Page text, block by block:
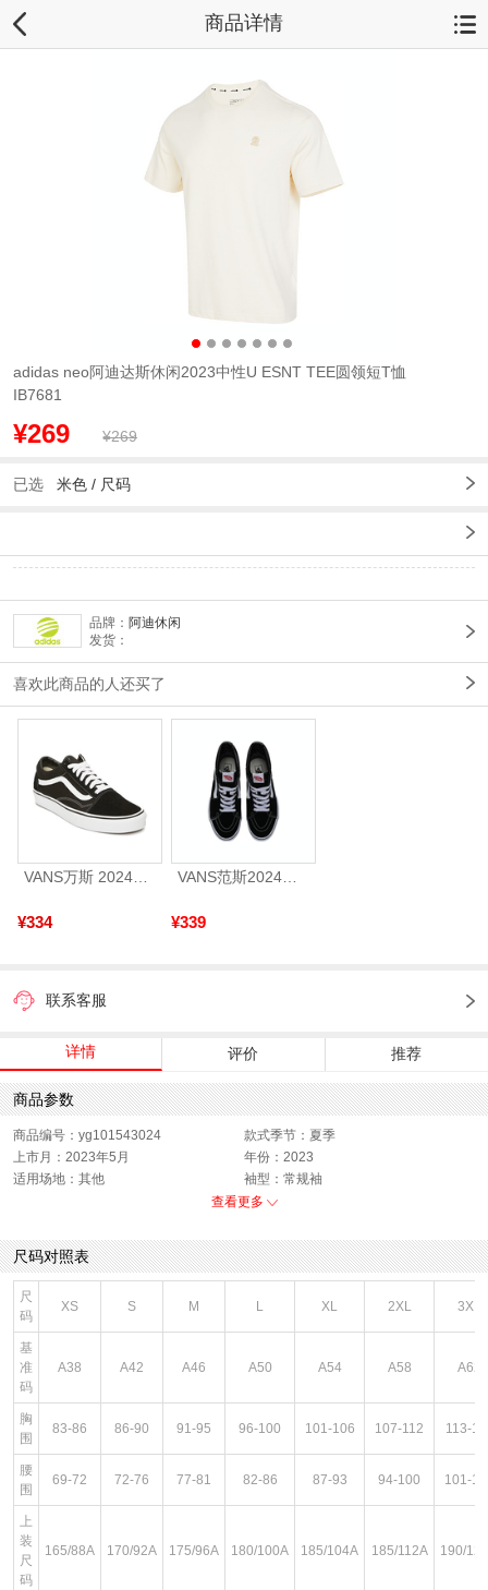
商品详情
adidas neo阿迪达斯休闲2023中性U ESNT TEE圆领短T恤
IB7681
¥269 ¥269
已选 米色 / 尺码
品牌： 阿迪休闲
发货：
喜欢此商品的人还买了
VANS万斯 2024年新款中性OldSkool帆布鞋/硫化鞋VN000D3HY28（延续款）
¥334 ¥339
联系客服
详情 评价 推荐
商品参数
商品编号：yg101543024
款式季节：夏季
上市月：2023年5月
年份：2023
适用场地：其他
袖型：常规袖
运动款式：短袖T恤
性别：中性
货品来源：招商
上市时间：2023年夏季
服饰类别：上装
面料材质：棉
领型：圆领
色系：白色
风格：休闲
查看更多
尺码对照表
尺
码
XS S M L XL 2XL 3XL
基
准
码
A38 A42 A46 A50 A54 A58 A62
胸
围
83-86 86-90 91-95 96-100 101-106 107-112 113-
腰
围
69-72 72-76 77-81 82-86 87-93 94-100 101-
上
装
尺
码
165/88A 170/92A 175/96A 180/100A 185/104A 185/112A 190/